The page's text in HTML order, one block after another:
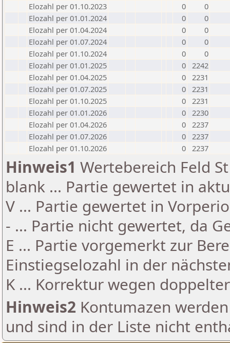
Elozahl per 01.10.2023
0
0
Elozahl per 01.01.2024
0
0
Elozahl per 01.04.2024
0
0
Elozahl per 01.07.2024
0
0
Elozahl per 01.10.2024
0
0
Elozahl per 01.01.2025
0 2242
Elozahl per 01.04.2025
0 2231
Elozahl per 01.07.2025
0 2231
Elozahl per 01.10.2025
0 2231
Elozahl per 01.01.2026
0 2230
Elozahl per 01.04.2026
0 2237
Elozahl per 01.07.2026
0 2237
Elozahl per 01.10.2026
0 2237
Hinweis1 Wertebereich Feld
blank ... Partie gewertet in
V ... Partie gewertet in
- ... Partie nicht gewertet, da
E ... Partie vorgemerkt zur
Einstiegselozahl in der
K ... Korrektur wegen
Hinweis2 Kontumazen
und sind in der Liste nicht